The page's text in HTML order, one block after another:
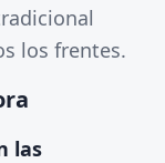
los frentes.
las